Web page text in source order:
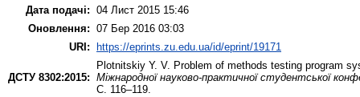
Дата подачі: 04 Лист 2015 15:46
Оновлення: 07 Бер 2016 03:03
URI:
https://eprints.zu.edu.ua/id/eprint/19171
ДСТУ 8302:2015:
Plotnitskiy Y. V. Problem of methods testing program
Міжнародної науково-практичної студентської
С. 116–119.